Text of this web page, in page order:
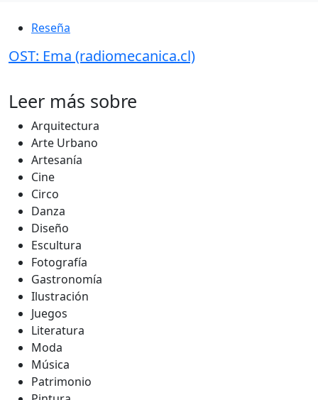
Reseña
OST: Ema (radiomecanica.cl)
Leer más sobre
Arquitectura
Arte Urbano
Artesanía
Cine
Circo
Danza
Diseño
Escultura
Fotografía
Gastronomía
Ilustración
Juegos
Literatura
Moda
Música
Patrimonio